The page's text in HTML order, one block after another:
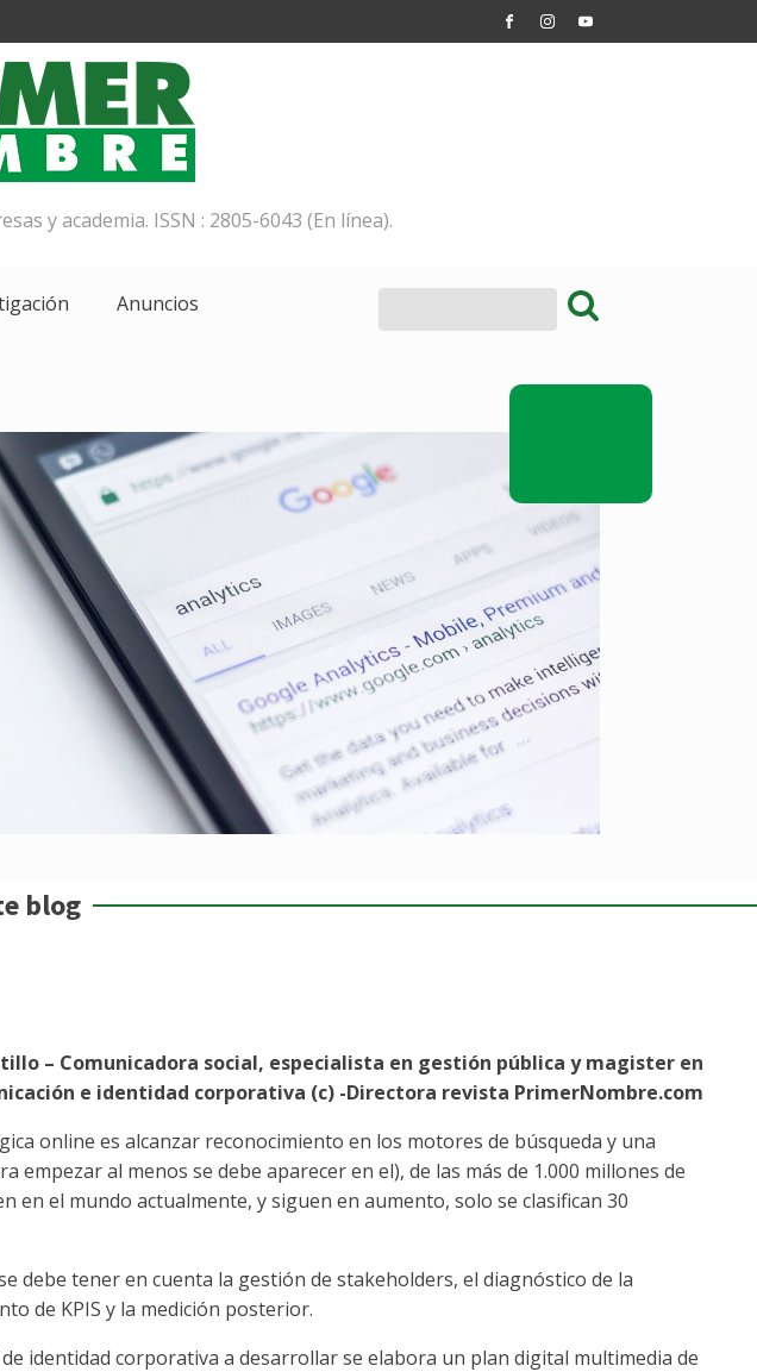
y academia. ISSN : 2805-6043 (En línea).
Anuncios
blog
– Comunicadora social, especialista en gestión pública y magister en
e identidad corporativa (c) -Directora revista PrimerNombre.com
online es alcanzar reconocimiento en los motores de búsqueda y una
empezar al menos se debe aparecer en el), de las más de 1.000 millones de
en el mundo actualmente, y siguen en aumento, solo se clasifican 30
debe tener en cuenta la gestión de stakeholders, el diagnóstico de la
de KPIS y la medición posterior.
identidad corporativa a desarrollar se elabora un plan digital multimedia de